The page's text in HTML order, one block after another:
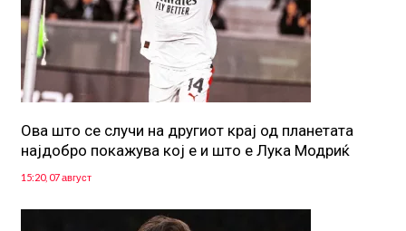
Ова што се случи на другиот крај од планетата
најдобро покажува кој е и што е Лука Модриќ
15:20, 07 август